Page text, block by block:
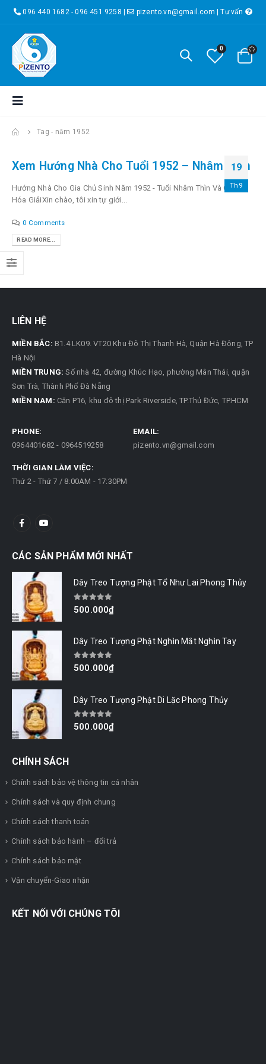
096 440 1682 - 096 451 9258 | pizento.vn@gmail.com |Tư vấn
0
Tag - năm 1952
19
Th9
Xem Hướng Nhà Cho Tuổi 1952 – Nhâm Thìn
Hướng Nhà Cho Gia Chủ Sinh Năm 1952 - Tuổi Nhâm Thìn Và Cách
Hóa GiảiXin chào, tôi xin tự giới...
0 Comments
READ MORE...
LIÊN HỆ
MIỀN BẮC: B1.4 LK09. VT20 Khu Đô Thị Thanh Hà, Quận Hà Đông, TP
Hà Nội
MIỀN TRUNG: Số nhà 42, đường Khúc Hạo, phường Mân Thái, quận
Sơn Trà, Thành Phố Đà Nẵng
MIỀN NAM: Căn P16, khu đô thị Park Riverside, TP.Thủ Đức, TP.HCM
PHONE:
0964401682 - 0964519258
EMAIL:
pizento.vn@gmail.com
THỜI GIAN LÀM VIỆC:
Thứ 2 - Thứ 7 / 8:00AM - 17:30PM
CÁC SẢN PHẨM MỚI NHẤT
Dây Treo Tượng Phật Tổ Như Lai Phong Thủy
0out of 5
500.000₫
Dây Treo Tượng Phật Nghìn Mắt Nghìn Tay
0out of 5
500.000₫
Dây Treo Tượng Phật Di Lặc Phong Thủy
0out of 5
500.000₫
CHÍNH SÁCH
Chính sách bảo vệ thông tin cá nhân
Chính sách và quy định chung
Chính sách thanh toán
Chính sách bảo hành – đổi trả
Chính sách bảo mật
Vận chuyển-Giao nhận
KẾT NỐI VỚI CHÚNG TÔI